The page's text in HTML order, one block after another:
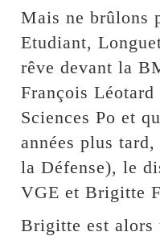
Mais ne brûlons
Etudiant,
rêve devant la
François Léotard
Sciences Po et
années plus
la Défense), le
VGE et Brigitte
Brigitte est alors